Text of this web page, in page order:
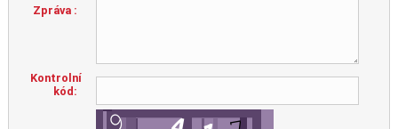
Zpráva :
Kontrolní
kód: